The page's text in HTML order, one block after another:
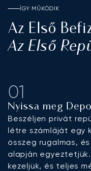
ÍGY MŰKÖDIK
Az Első
Az Első
01
Nyissa meg
Beszéljen privát
létre számláját egy
összeg rugalmas,
alapján
kezeljük, és teljes